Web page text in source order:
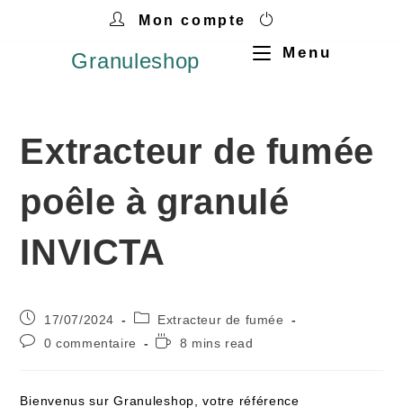
Mon compte
Granuleshop Menu
Extracteur de fumée
poêle à granulé
INVICTA
17/07/2024
Extracteur de fumée
0 commentaire
8 mins read
Bienvenus sur Granuleshop, votre référence